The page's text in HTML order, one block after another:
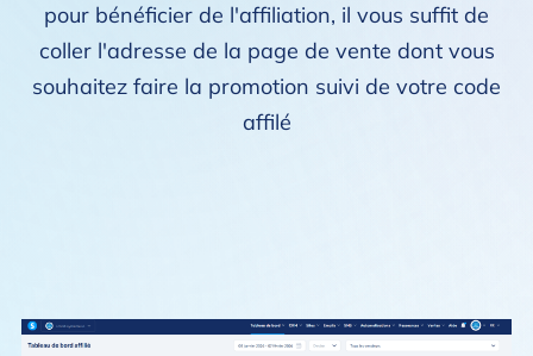
pour bénéficier de l'affiliation, il vous suffit de
coller l'adresse de la page de vente dont vous
souhaitez faire la promotion suivi de votre code
affilé